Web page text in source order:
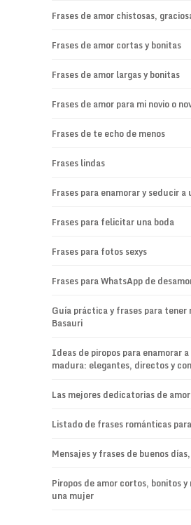
Frases de amor chistosas,
Frases de amor cortas y bonitas
Frases de amor largas y bonitas
Frases de amor para mi novio o
Frases de te echo de menos
Frases lindas
Frases para enamorar y seducir a
Frases para felicitar una boda
Frases para fotos sexys
Frases para WhatsApp de
Guía práctica y frases para tener
Basauri
Ideas de piropos para enamorar
madura: elegantes, directos y
Las mejores dedicatorias de
Listado de frases románticas
Mensajes y frases de buenos
Piropos de amor cortos, bonitos
una mujer